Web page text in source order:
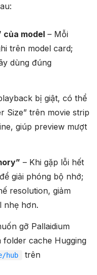
của model– Mỗi
trên model card;
dùng đúng
bị giật, có thể
Size” trên movie strip
giúp preview mượt
– Khi gặp lỗi hết
giải phóng bộ nhớ;
resolution, giảm
nhẹ hơn.
gỡ Pallaidium
cache Hugging
hub
trên